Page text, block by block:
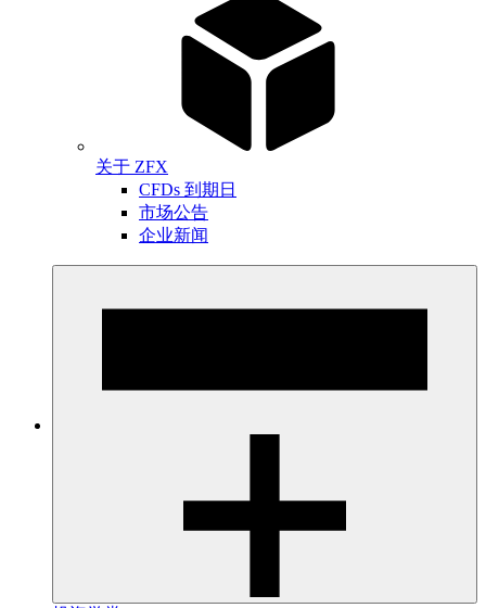
关于 ZFX
CFDs 到期日
市场公告
企业新闻